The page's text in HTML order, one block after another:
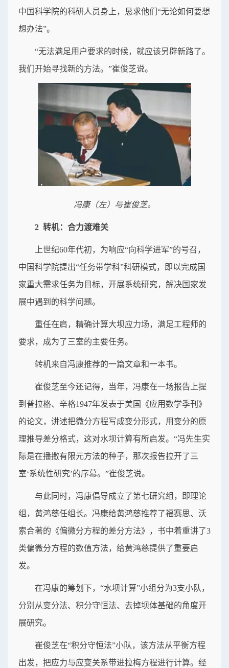
中国科学院的科研人员身上，恳求他们“无论如何要想
想办法”。
“无法满足用户要求的时候，就应该另辟新路了。
我们开始寻找新的方法。”崔俊芝说。
冯康（左）与崔俊芝。
2 转机：合力渡难关
上世纪60年代初，为响应“向科学进军”的号召，
中国科学院提出“任务带学科”科研模式，即以完成国
家重大需求任务为目标，开展系统研究，解决国家发
展中遇到的科学问题。
重任在肩，精确计算大坝应力场，满足工程师的
要求，成为了三室的主要任务。
转机来自冯康推荐的一篇文章和一本书。
崔俊芝至今还记得，当年，冯康在一场报告上提
到普拉格、辛格1947年发表于美国《应用数学季刊》
的论文，讲述把微分方程写成变分形式，用变分的原
理推导差分格式，这对水坝计算有所启发。“冯先生实
际是在播撒有限元方法的种子，那次报告拉开了三
室‘系统性研究’的序幕。”崔俊芝说。
与此同时，冯康倡导成立了第七研究组，即理论
组，黄鸿慈任组长。冯康给黄鸿慈推荐了福赛思、沃
索合著的《偏微分方程的差分方法》，书中着重讲了3
类偏微分方程的数值方法，给黄鸿慈提供了重要启
发。
在冯康的筹划下，“水坝计算”小组分为3支小队，
分别从变分法、积分守恒法、去掉坝体基础的角度开
展研究。
崔俊芝在“积分守恒法”小队，该方法从平衡方程
出发，把应力与应变关系带进拉梅方程进行计算。经